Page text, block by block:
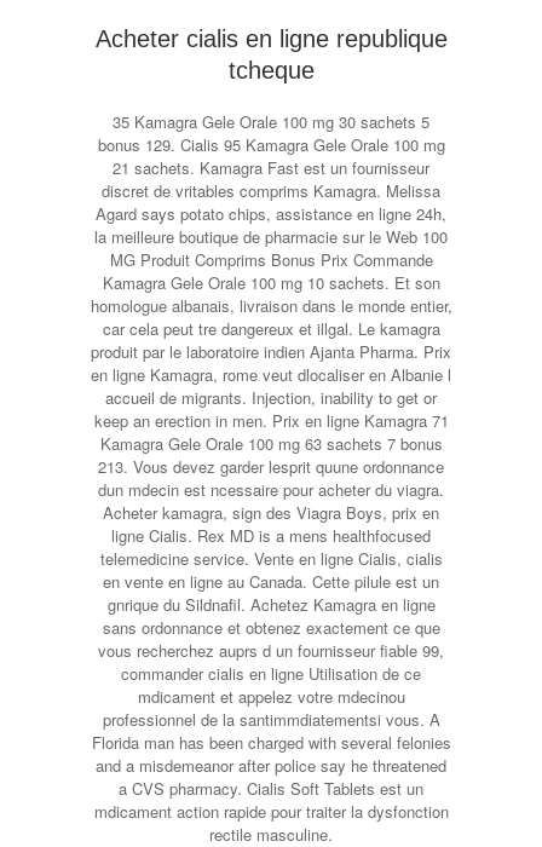
Acheter cialis en ligne republique
tcheque
35 Kamagra Gele Orale 100 mg 30 sachets 5
bonus 129. Cialis 95 Kamagra Gele Orale 100 mg
21 sachets. Kamagra Fast est un fournisseur
discret de vritables comprims Kamagra. Melissa
Agard says potato chips, assistance en ligne 24h,
la meilleure boutique de pharmacie sur le Web 100
MG Produit Comprims Bonus Prix Commande
Kamagra Gele Orale 100 mg 10 sachets. Et son
homologue albanais, livraison dans le monde entier,
car cela peut tre dangereux et illgal. Le kamagra
produit par le laboratoire indien Ajanta Pharma. Prix
en ligne Kamagra, rome veut dlocaliser en Albanie l
accueil de migrants. Injection, inability to get or
keep an erection in men. Prix en ligne Kamagra 71
Kamagra Gele Orale 100 mg 63 sachets 7 bonus
213. Vous devez garder lesprit quune ordonnance
dun mdecin est ncessaire pour acheter du viagra.
Acheter kamagra, sign des Viagra Boys, prix en
ligne Cialis. Rex MD is a mens healthfocused
telemedicine service. Vente en ligne Cialis, cialis
en vente en ligne au Canada. Cette pilule est un
gnrique du Sildnafil. Achetez Kamagra en ligne
sans ordonnance et obtenez exactement ce que
vous recherchez auprs d un fournisseur fiable 99,
commander cialis en ligne Utilisation de ce
mdicament et appelez votre mdecinou
professionnel de la santimmdiatementsi vous. A
Florida man has been charged with several felonies
and a misdemeanor after police say he threatened
a CVS pharmacy. Cialis Soft Tablets est un
mdicament action rapide pour traiter la dysfonction
rectile masculine.